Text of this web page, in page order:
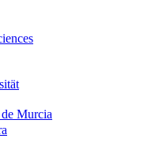
Murcia